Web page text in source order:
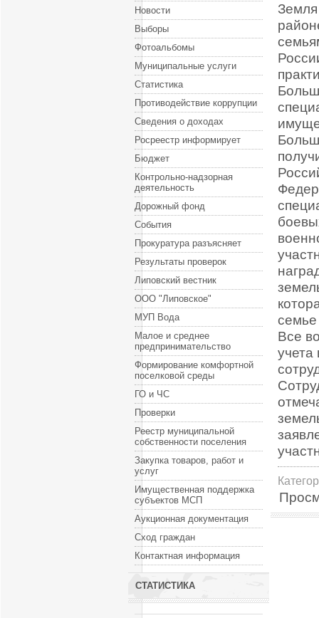
Новости
Выборы
Фотоальбомы
Муниципальные услуги
Статистика
Противодействие коррупции
Сведения о доходах
Росреестр информирует
Бюджет
Контрольно-надзорная
деятельность
Дорожный фонд
События
Прокуратура разъясняет
Результаты проверок
Липовский вестник
ООО "Липовское"
МУП Вода
Малое и среднее
предпринимательство
Формирование комфортной
поселковой среды
ГО и ЧС
Проверки
Реестр муниципальной
собственности поселения
Закупка товаров, работ и
услуг
Имущественная поддержка
субъектов МСП
Аукционная документация
Сход граждан
Контактная информация
СТАТИСТИКА
семье
Все